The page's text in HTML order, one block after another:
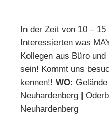
In der Zeit von 10 –
Interessierten was
Kollegen aus Büro
sein! Kommt uns
kennen!! WO:
Neuhardenberg |
Neuhardenberg